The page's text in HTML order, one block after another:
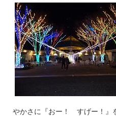
やかさに『おー！ すげー！』